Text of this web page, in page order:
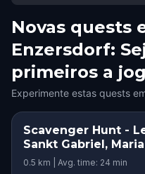
Novas quests
Enzersdorf:
primeiros a
Experimente estas quests
Scavenger Hunt -
Sankt Gabriel,
0.5 km | Avg. time: 24 min